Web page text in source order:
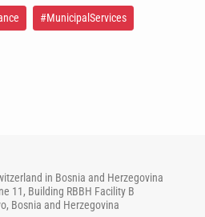
#MunicipalServices
in Bosnia and Herzegovina
11, Building RBBH Facility B
Bosnia and Herzegovina